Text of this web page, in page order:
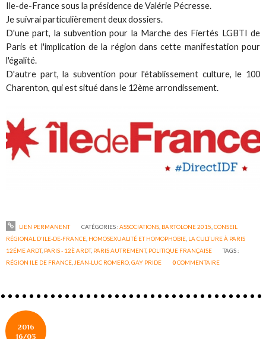
Ile-de-France sous la présidence de Valérie Pécresse.
Je suivrai particulièrement deux dossiers.
D'une part, la subvention pour la Marche des Fiertés LGBTI de
Paris et l'implication de la région dans cette manifestation pour
l'égalité.
D'autre part, la subvention pour l'établissement culture, le 100
Charenton, qui est situé dans le 12ème arrondissement.
LIEN PERMANENT CATÉGORIES :ASSOCIATIONS, BARTOLONE 2015 CONSEIL
RÉGIONAL D'ILE-DE-FRANCE HOMOSEXUALITÉ ET HOMOPHOBIE LA CULTURE À PARIS
12ÉME ARDT, PARIS - 12È ARDT, PARIS AUTREMENT, POLITIQUE FRANÇAISE
TAGS :
RÉGION ILE DE FRANCE JEAN-LUC ROMERO ,GAY PRIDE 0COMMENTAIRE
2016
16/03